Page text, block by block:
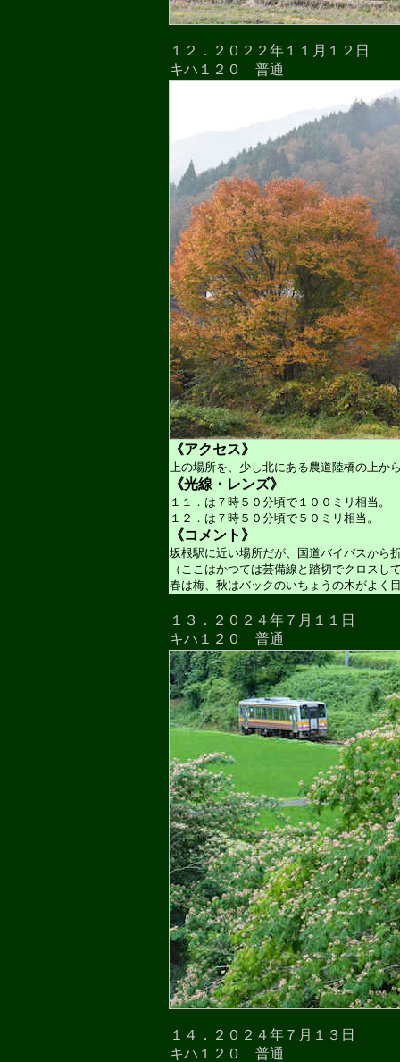
１２．２０２２年１１月１２日
キハ１２０ 普通
《アクセス》
上の場所を、少し北にある農道陸橋の上か
《光線・レンズ》
１１．は７時５０分頃で１００ミリ相当。
１２．は７時５０分頃で５０ミリ相当。
《コメント》
坂根駅に近い場所だが、国道バイパスから
（ここはかつては芸備線と踏切でクロスし
春は梅、秋はバックのいちょうの木がよく
１３．２０２４年７月１１日
キハ１２０ 普通
１４．２０２４年７月１３日
キハ１２０ 普通